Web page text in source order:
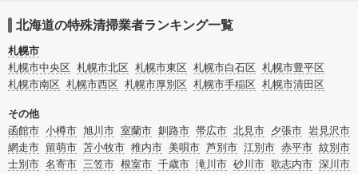
合はリフォームによる原状回復・オゾン脱臭機による腐敗臭などの臭いの脱臭・
消臭サービスなど絞り込み条件を利用し検索してみましょう。
また故人のご遺族だけでなく不動産管理会社様やオーナー様(賃貸家主様)、行政
のご担当者様でも相談できます。
北海道の特殊清掃業者ランキング一覧
札幌市
札幌市中央区 札幌市北区 札幌市東区 札幌市白石区 札幌市豊平区
札幌市南区 札幌市西区 札幌市厚別区 札幌市手稲区 札幌市清田区
その他
函館市 小樽市 旭川市 室蘭市 釧路市 帯広市 北見市 夕張市 岩見沢市
網走市 留萌市 苫小牧市 稚内市 美唄市 芦別市 江別市 赤平市 紋別市
士別市 名寄市 三笠市 根室市 千歳市 滝川市 砂川市 歌志内市 深川市